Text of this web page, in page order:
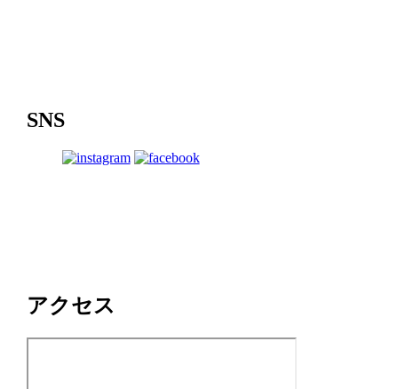
SNS
アクセス